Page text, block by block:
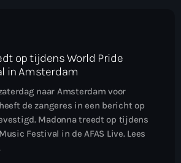
op tijdens World Pride
in Amsterdam
naar Amsterdam voor
de zangeres in een bericht op
Madonna treedt op tijdens
Festival in de AFAS Live. Lees